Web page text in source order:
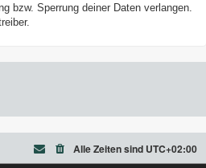
bzw. Sperrung deiner Daten verlangen.
Alle Zeiten sind UTC+02:00